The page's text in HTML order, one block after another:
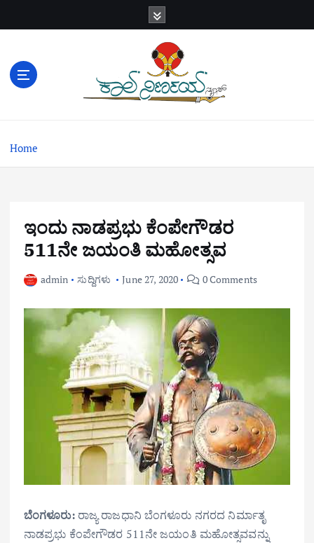
e
Home
ಇಂದು ನಾಡಪ್ರಭು ಕೆಂಪೇಗೌಡರ
511ನೇ ಜಯಂತಿ ಮಹೋತ್ಸವ
admin ಸುದ್ದಿಗಳು June 27, 2020 0 Comments
ಬೆಂಗಳೂರು:ರಾಜ್ಯ ರಾಜಧಾನಿ ಬೆಂಗಳೂರು ನಗರದ ನಿರ್ಮಾತೃ
ನಾಡಪ್ರಭು ಕೆಂಪೇಗೌಡರ 511ನೇ ಜಯಂತಿ ಮಹೋತ್ಸವವನ್ನು